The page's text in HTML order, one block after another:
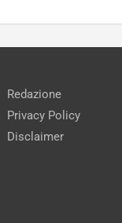
Redazione
Privacy Policy
Disclaimer